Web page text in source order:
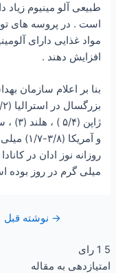
طبیعی آلو مینیوم
است . در پروسه های
مواد غذایی دارای
افزایش دهند .
بنا بر اعلام سازمان
و
میلی گرم در روز بوده
→ نوشته قبل
5
1 رای
امتیازدهی به مقاله